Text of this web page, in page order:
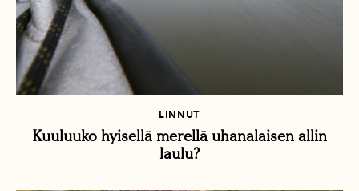
LINNUT
Kuuluuko hyisellä merellä uhanalaisen allin
laulu?